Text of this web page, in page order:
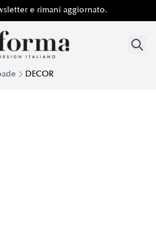
e rimani aggiornato.
DECOR